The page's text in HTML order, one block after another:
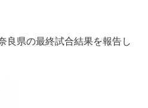
良県の最終試合結果を報告し